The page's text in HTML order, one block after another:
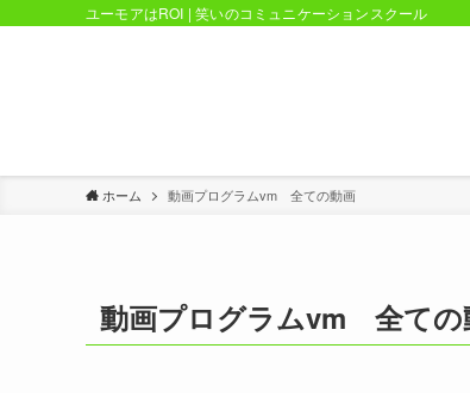
ユーモアはROI | 笑いのコミュニケーションスクール
ホーム 動画プログラムvm 全ての動画
動画プログラムvm 全ての